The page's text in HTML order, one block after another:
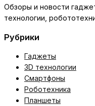
Обзоры и новости
технологии,
Рубрики
Гаджеты
3D технологии
Смартфоны
Роботехника
Планшеты